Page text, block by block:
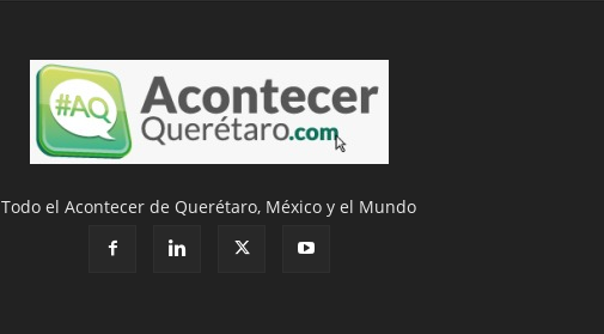
Todo el Acontecer de Querétaro, México y el Mundo